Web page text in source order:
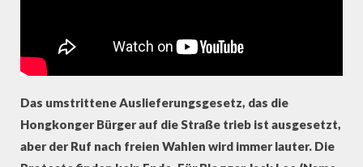
Das umstrittene Auslieferungsgesetz, das die
Hongkonger Bürger auf die Straße trieb ist ausgesetzt,
aber der Ruf nach freien Wahlen wird immer lauter. Die